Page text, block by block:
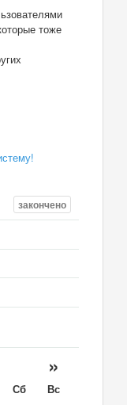
тоже
закончено
»
Сб
Вс